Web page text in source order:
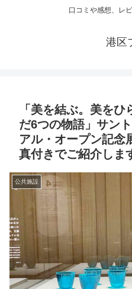
口コミや感想、レ
港区
「美を結ぶ。美を
だ6つの物語」サン
アル・オープン記念
真付きでご紹介しま
公共施設